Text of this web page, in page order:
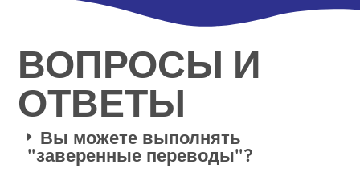
ВОПРОСЫ И
ОТВЕТЫ
Вы можете выполнять
"заверенные переводы"?